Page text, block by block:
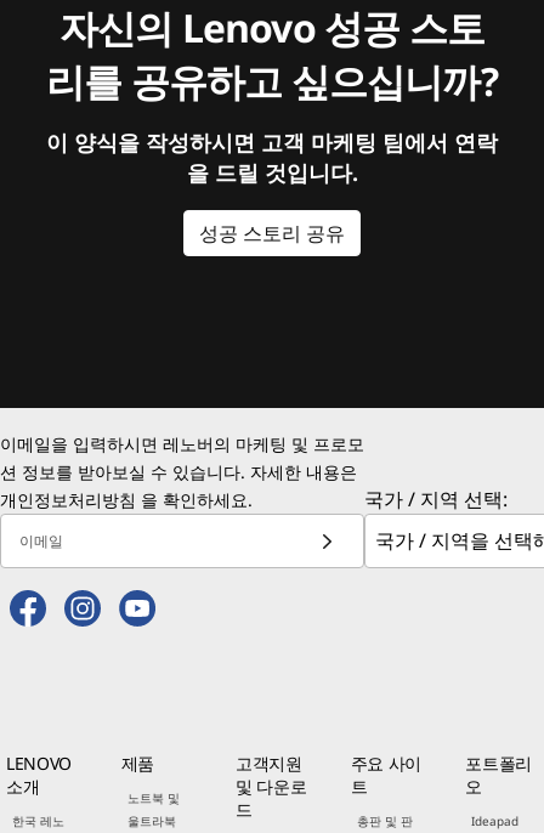
자신의 Lenovo 성공 스토
리를 공유하고 싶으십니까?
이 양식을 작성하시면 고객 마케팅 팀에서 연락
을 드릴 것입니다.
성공 스토리 공유
이메일을 입력하시면 레노버의 마케팅 및 프로모
션 정보를 받아보실 수 있습니다. 자세한 내용은
개인정보처리방침 을 확인하세요.
이메일
국가 / 지역 선택:
LENOVO
소개
한국 레노
제품
노트북 및
울트라북
고객지원
및 다운로
드
주요 사이
트
총판 및 판
포트폴리
오
Ideapad